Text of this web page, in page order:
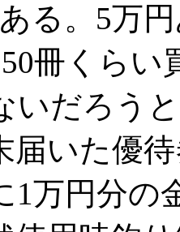
る。5万
冊くら
いだろう
届いた優
万円分の